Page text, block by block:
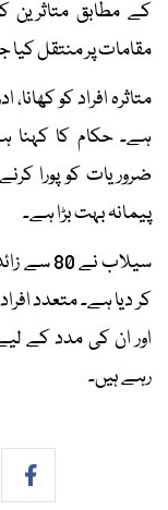
کے مطابق متاثرین
مقامات پر منتقل کیا
متاثرہ افراد کو
ہے۔ حکام کا کہنا
ضروریات کو پورا
پیمانہ بہت بڑا ہے۔
سیلاب
کر دیا ہے۔ متعدد
اور ان کی مدد کے
رہے ہیں۔